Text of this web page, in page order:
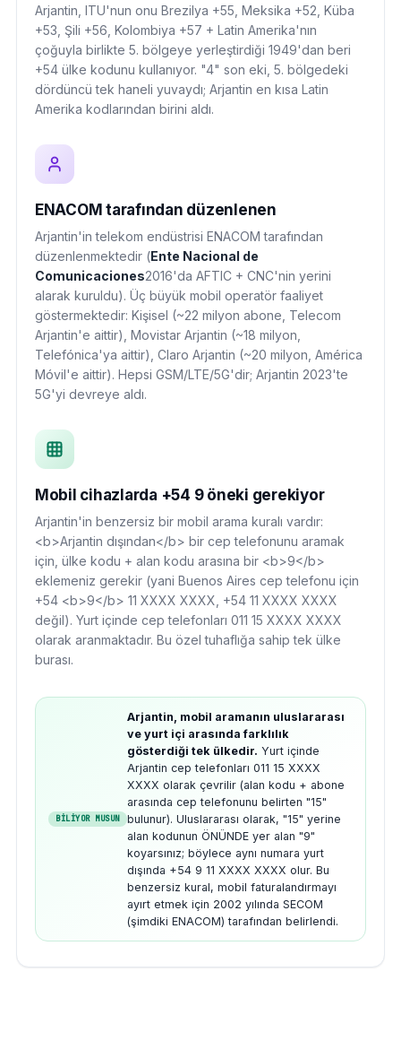
Arjantin, ITU'nun onu Brezilya +55, Meksika +52, Küba
+53, Şili +56, Kolombiya +57 + Latin Amerika'nın
çoğuyla birlikte 5. bölgeye yerleştirdiği 1949'dan beri
+54 ülke kodunu kullanıyor. "4" son eki, 5. bölgedeki
dördüncü tek haneli yuvaydı; Arjantin en kısa Latin
Amerika kodlarından birini aldı.
ENACOM tarafından düzenlenen
Arjantin'in telekom endüstrisi ENACOM tarafından
düzenlenmektedir (Ente Nacional de
Comunicaciones2016'da AFTIC + CNC'nin yerini
alarak kuruldu). Üç büyük mobil operatör faaliyet
göstermektedir: Kişisel (~22 milyon abone, Telecom
Arjantin'e aittir), Movistar Arjantin (~18 milyon,
Telefónica'ya aittir), Claro Arjantin (~20 milyon, América
Móvil'e aittir). Hepsi GSM/LTE/5G'dir; Arjantin 2023'te
5G'yi devreye aldı.
Mobil cihazlarda +54 9 öneki gerekiyor
Arjantin'in benzersiz bir mobil arama kuralı vardır:
<b>Arjantin dışından</b> bir cep telefonunu aramak
için, ülke kodu + alan kodu arasına bir <b>9</b>
eklemeniz gerekir (yani Buenos Aires cep telefonu için
+54 <b>9</b> 11 XXXX XXXX, +54 11 XXXX XXXX
değil). Yurt içinde cep telefonları 011 15 XXXX XXXX
olarak aranmaktadır. Bu özel tuhaflığa sahip tek ülke
burası.
BİLİYOR MUSUN
Arjantin, mobil aramanın uluslararası
ve yurt içi arasında farklılık
gösterdiği tek ülkedir. Yurt içinde
Arjantin cep telefonları 011 15 XXXX
XXXX olarak çevrilir (alan kodu + abone
arasında cep telefonunu belirten "15"
bulunur). Uluslararası olarak, "15" yerine
alan kodunun ÖNÜNDE yer alan "9"
koyarsınız; böylece aynı numara yurt
dışında +54 9 11 XXXX XXXX olur. Bu
benzersiz kural, mobil faturalandırmayı
ayırt etmek için 2002 yılında SECOM
(şimdiki ENACOM) tarafından belirlendi.